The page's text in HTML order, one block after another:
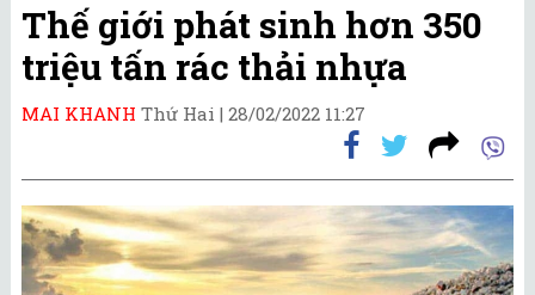
Thế giới phát sinh hơn 350
triệu tấn rác thải nhựa
MAI KHANH Thứ Hai | 28/02/2022 11:27